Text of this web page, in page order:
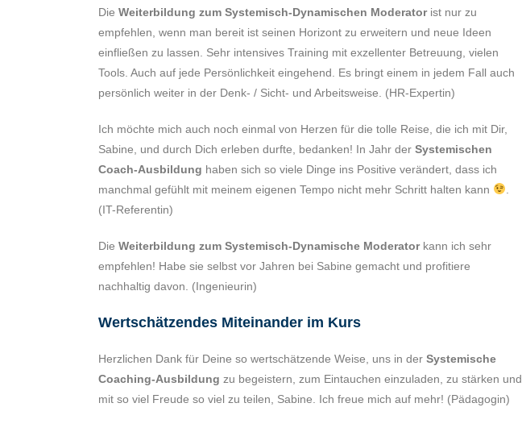
Die Weiterbildung zum Systemisch-Dynamischen Moderatorist nur zu
empfehlen, wenn man bereit ist seinen Horizont zu erweitern und neue Ideen
einfließen zu lassen. Sehr intensives Training mit exzellenter Betreuung, vielen
Tools. Auch auf jede Persönlichkeit eingehend. Es bringt einem in jedem Fall auch
persönlich weiter in der Denk- / Sicht- und Arbeitsweise. (HR-Expertin)
Ich möchte mich auch noch einmal von Herzen für die tolle Reise, die ich mit Dir,
Sabine, und durch Dich erleben durfte, bedanken! In Jahr der Systemischen
Coach-Ausbildung haben sich so viele Dinge ins Positive verändert, dass ich
manchmal gefühlt mit meinem eigenen Tempo nicht mehr Schritt halten kann
(IT-Referentin)
Die Weiterbildung zum Systemisch-Dynamische Moderatorkann ich sehr
empfehlen! Habe sie selbst vor Jahren bei Sabine gemacht und profitiere
nachhaltig davon. (Ingenieurin)
Wertschätzendes Miteinander im Kurs
Herzlichen Dank für Deine so wertschätzende Weise, uns in der Systemische
Coaching-Ausbildung zu begeistern, zum Eintauchen einzuladen, zu stärken und
mit so viel Freude so viel zu teilen, Sabine. Ich freue mich auf mehr! (Pädagogin)